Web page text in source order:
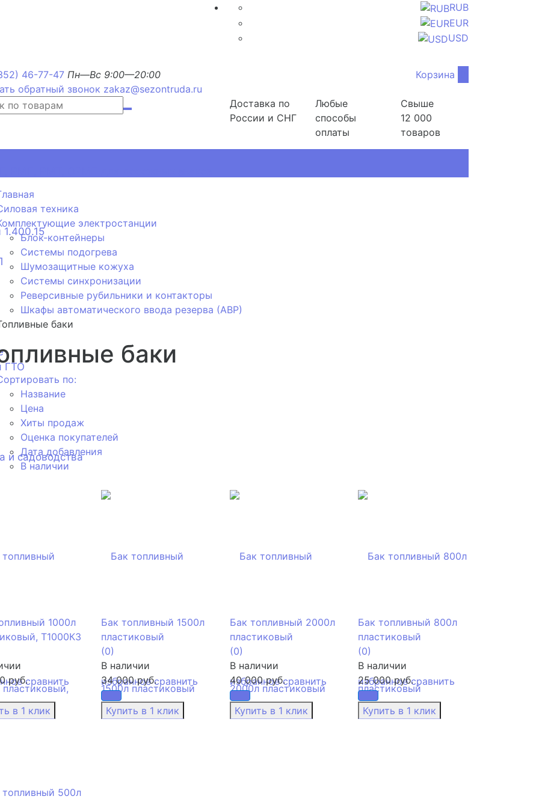
RUB
EUR
USD
46-77-47 Пн—Вс 9:00—20:00
обратный звонок zakaz@sezontruda.ru
Корзина
Доставка по
России и СНГ
Любые
способы
оплаты
Свыше
12 000
товаров
ГТО
и садоводства
техника
электростанции
Блок-контейнеры
Системы подогрева
Шумозащитные кожуха
Системы синхронизации
Реверсивные рубильники и контакторы
Шкафы автоматического ввода резерва (АВР)
баки
баки
по:
Название
Цена
Хиты продаж
Оценка покупателей
Дата добавления
В наличии
сравнить
1000л
Т1000КЗ
руб.
избранное сравнить
Бак топливный 1500л
пластиковый
(0)
В наличии
34 000 руб.
избранное сравнить
Бак топливный 2000л
пластиковый
(0)
В наличии
40 000 руб.
избранное сравнить
Бак топливный 800л
пластиковый
(0)
В наличии
25 000 руб.